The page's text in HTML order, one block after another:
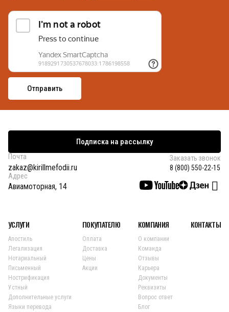
Подписка на рассылку
Почта
zakaz@kirillmefodii.ru
Заказать звонок
8 (800) 550-22-15
Адрес
Авиамоторная, 14
УСЛУГИ
Апостиль
Легализация
Нотариальный
Письменный
Нострификация
Устный
Дополнительные услуги
Языки перевода
ПОКУПАТЕЛЮ
Оплата
Доставка
Цены
Акции
КОМПАНИЯ
О компании
Команда
Отзывы
Карьера
Документы
Реквизиты
Вопрос ответ
Блог
КОНТАКТЫ